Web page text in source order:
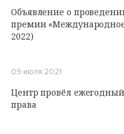
Объявление о
премии «Международное
2022)
09 июля 2021
Центр провёл
права